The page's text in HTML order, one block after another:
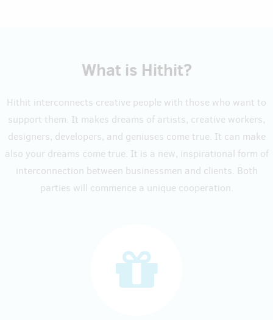
What is Hithit?
Hithit interconnects creative people with those who want to
support them. It makes dreams of artists, creative workers,
designers, developers, and geniuses come true. It can make
also your dreams come true. It is a new, inspirational form of
interconnection between businessmen and clients. Both
parties will commence a unique cooperation.